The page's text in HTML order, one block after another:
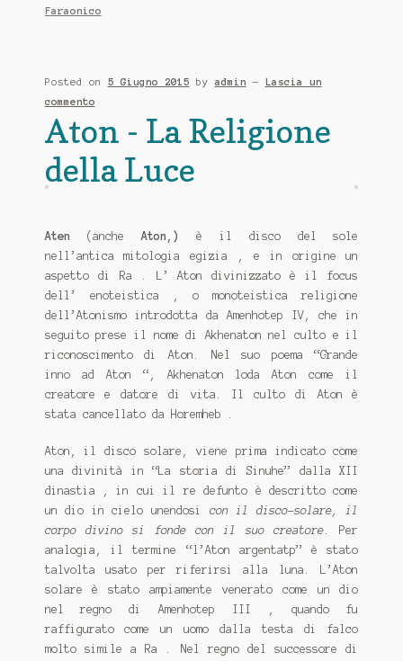
Faraonico
Posted on 5 Giugno 2015 by admin — Lascia un
commento
Aton - La Religione
della Luce
Aten (ancheAton,)
è il disco del sole
nell’antica mitologia egizia , e in origine un
aspetto di Ra . L’ Aton divinizzato è il focus
dell’ enoteistica , o monoteistica religione
dell’Atonismo introdotta da Amenhotep IV, che in
seguito prese il nome di Akhenaton nel culto e il
riconoscimento di Aton. Nel suo poema “Grande
inno ad Aton “, Akhenaton loda Aton come il
creatore e datore di vita. Il culto di Aton è
stata cancellato da Horemheb .
Aton, il disco solare, viene prima indicato come
una divinità in “La storia di Sinuhe” dalla XII
dinastia , in cui il re defunto è descritto come
un dio in cielo unendosi con il disco-solare, il
corpo divino si fonde con il suo creatore.
Per
analogia, il termine “l’Aton argentatp” è stato
talvolta usato per riferirsi alla luna. L’Aton
solare è stato ampiamente venerato come un dio
nel regno di Amenhotep III , quando fu
raffigurato come un uomo dalla testa di falco
molto simile a Ra . Nel regno del successore di